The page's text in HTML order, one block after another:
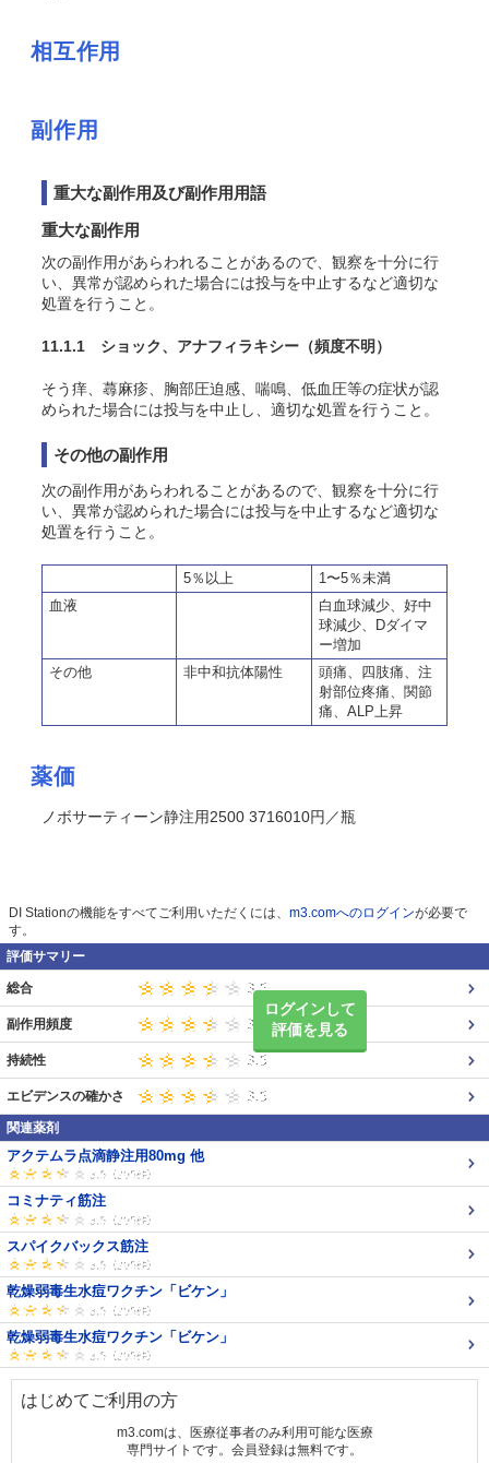
相互作用
副作用
重大な副作用及び副作用用語
重大な副作用
次の副作用があらわれることがあるので、観察を十分に行
い、異常が認められた場合には投与を中止するなど適切な
処置を行うこと。
11.1.1 ショック、アナフィラキシー （頻度不明）
そう痒、蕁麻疹、胸部圧迫感、喘鳴、低血圧等の症状が認
められた場合には投与を中止し、適切な処置を行うこと。
その他の副作用
次の副作用があらわれることがあるので、観察を十分に行
い、異常が認められた場合には投与を中止するなど適切な
処置を行うこと。
5％以上
1〜5％未満
血液
白血球減少、好中
球減少、Dダイマ
ー増加
その他
非中和抗体陽性
頭痛、四肢痛、注
射部位疼痛、関節
痛、ALP上昇
薬価
ノボサーティーン静注用2500 3716010円／瓶
DI Stationの機能をすべてご利用いただくには、 m3.comへのログインが必要で
す。
評価サマリー
ログインして
評価を見る
総合
副作用頻度
持続性
エビデンスの確かさ
関連薬剤
アクテムラ点滴静注用80mg 他
コミナティ筋注
スパイクバックス筋注
乾燥弱毒生水痘ワクチン「ビケン」
乾燥弱毒生水痘ワクチン「ビケン」
はじめてご利用の方
m3.comは、医療従事者のみ利用可能な医療
専門サイトです。会員登録は無料です。